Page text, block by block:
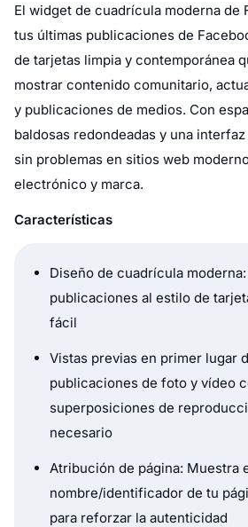
El widget de cuadrícula moderna de
tus últimas publicaciones de
de tarjetas limpia y contemporánea
mostrar contenido comunitario,
y publicaciones de medios. Con
baldosas redondeadas y una
sin problemas en sitios web
electrónico y marca.
Características
Diseño de cuadrícula
publicaciones al estilo de
fácil
Vistas previas en primer lugar
publicaciones de foto y vídeo
superposiciones de
necesario
Atribución de página: Muestra
nombre/identificador de tu
para reforzar la autenticidad